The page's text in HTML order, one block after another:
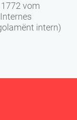
vom
intern)